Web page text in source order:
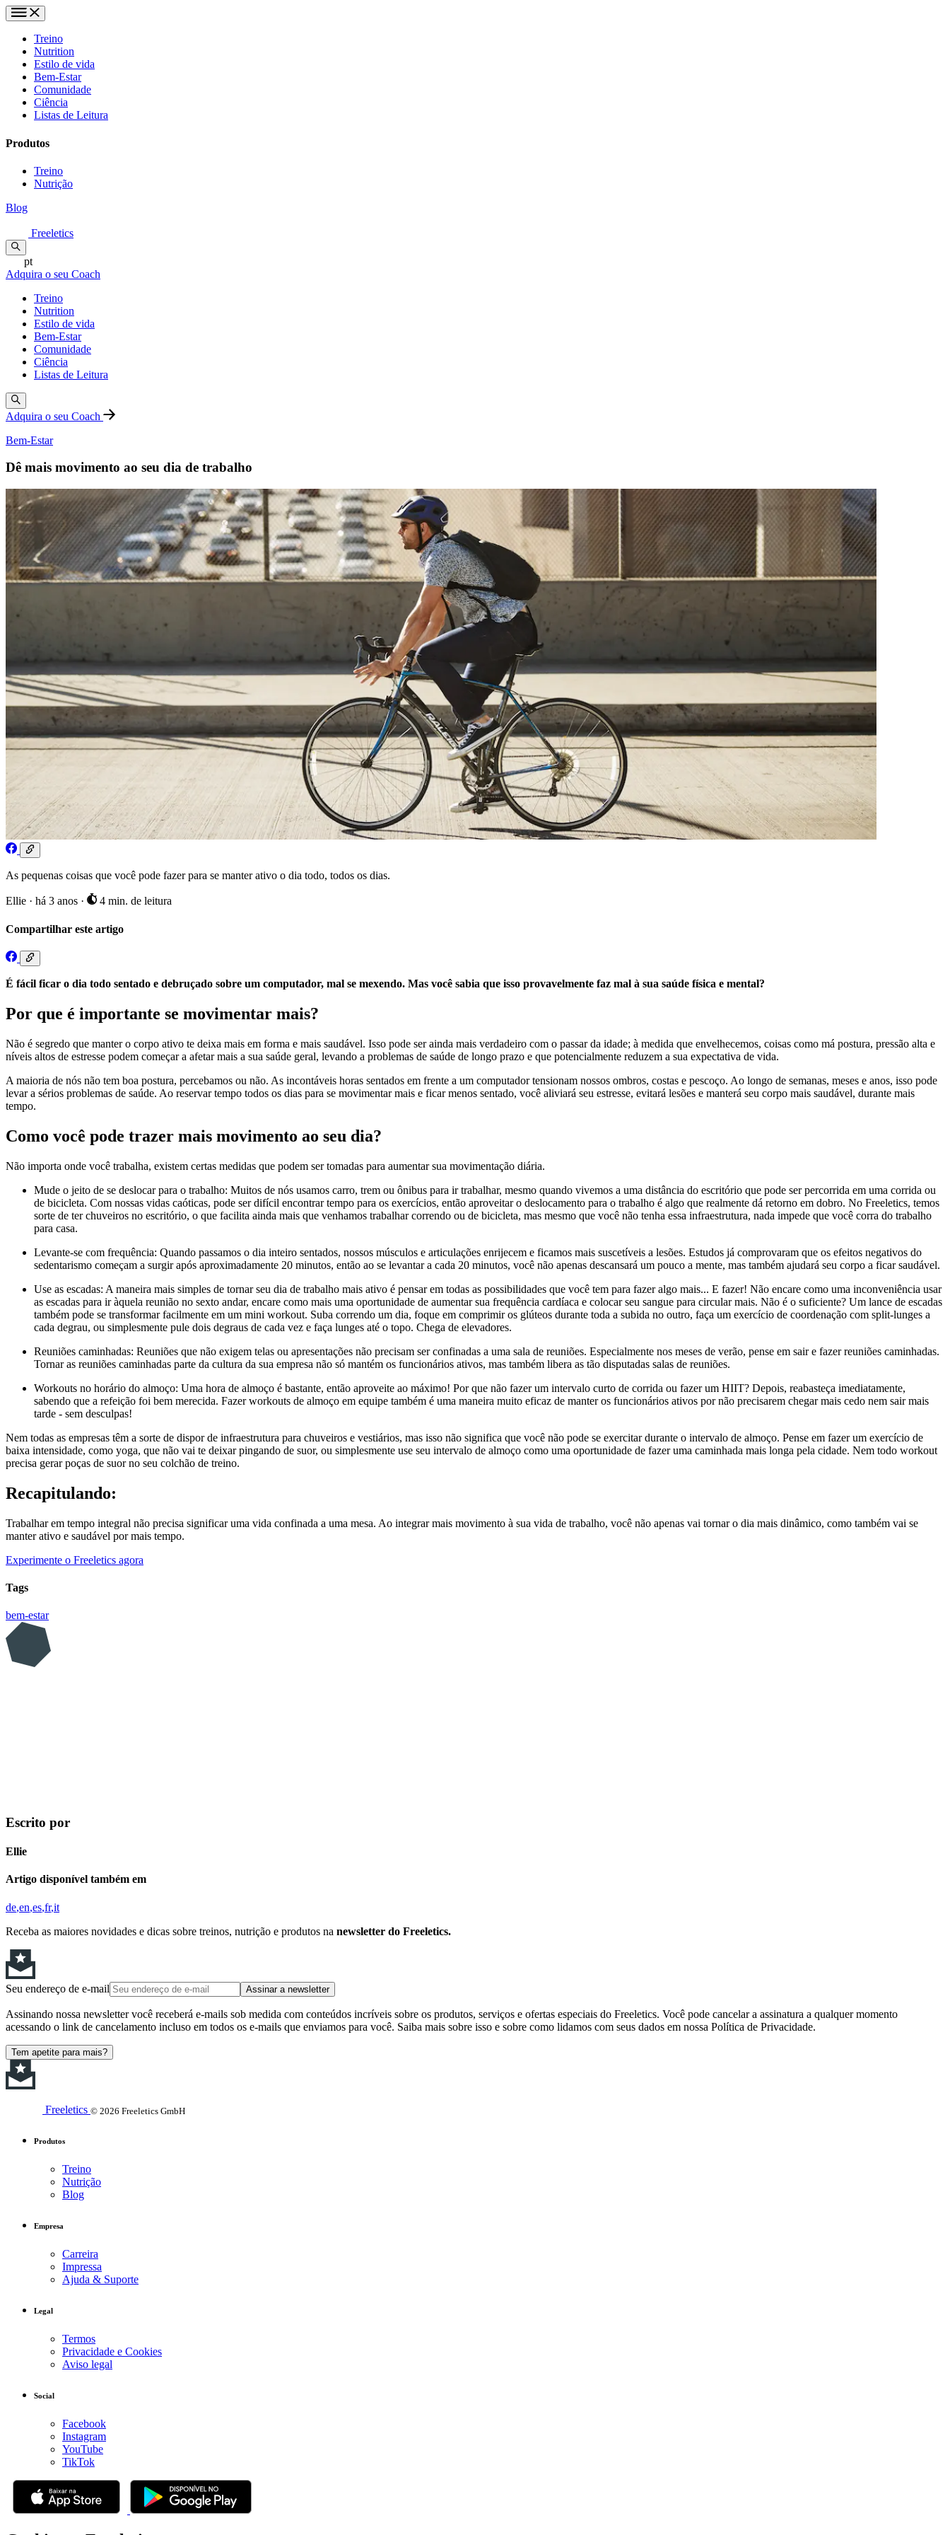
Treino
Nutrition
Estilo de vida
Bem-Estar
Comunidade
Ciência
Listas de Leitura
Produtos
Treino
Nutrição
Blog
Freeletics
pt
Adquira o seu Coach
Treino
Nutrition
Estilo de vida
Bem-Estar
Comunidade
Ciência
Listas de Leitura
Adquira o seu Coach
Bem-Estar
Dê mais movimento ao seu dia de trabalho
As pequenas coisas que você pode fazer para se manter ativo o dia todo, todos os dias.
Ellie · há 3 anos · 4 min. de leitura
Compartilhar este artigo
É fácil ficar o dia todo sentado e debruçado sobre um computador, mal se mexendo. Mas você sabia que isso provavelmente faz mal à sua saúde física e mental?
Por que é importante se movimentar mais?
Não é segredo que manter o corpo ativo te deixa mais em forma e mais saudável. Isso pode ser ainda mais verdadeiro com o passar da idade; à medida que envelhecemos, coisas como má postura, pressão alta e
níveis altos de estresse podem começar a afetar mais a sua saúde geral, levando a problemas de saúde de longo prazo e que potencialmente reduzem a sua expectativa de vida.
A maioria de nós não tem boa postura, percebamos ou não. As incontáveis horas sentados em frente a um computador tensionam nossos ombros, costas e pescoço. Ao longo de semanas, meses e anos, isso pode
levar a sérios problemas de saúde. Ao reservar tempo todos os dias para se movimentar mais e ficar menos sentado, você aliviará seu estresse, evitará lesões e manterá seu corpo mais saudável, durante mais
tempo.
Como você pode trazer mais movimento ao seu dia?
Não importa onde você trabalha, existem certas medidas que podem ser tomadas para aumentar sua movimentação diária.
Mude o jeito de se deslocar para o trabalho: Muitos de nós usamos carro, trem ou ônibus para ir trabalhar, mesmo quando vivemos a uma distância do escritório que pode ser percorrida em uma corrida ou
de bicicleta. Com nossas vidas caóticas, pode ser difícil encontrar tempo para os exercícios, então aproveitar o deslocamento para o trabalho é algo que realmente dá retorno em dobro. No Freeletics, temos
sorte de ter chuveiros no escritório, o que facilita ainda mais que venhamos trabalhar correndo ou de bicicleta, mas mesmo que você não tenha essa infraestrutura, nada impede que você corra do trabalho
para casa.
Levante-se com frequência: Quando passamos o dia inteiro sentados, nossos músculos e articulações enrijecem e ficamos mais suscetíveis a lesões. Estudos já comprovaram que os efeitos negativos do
sedentarismo começam a surgir após aproximadamente 20 minutos, então ao se levantar a cada 20 minutos, você não apenas descansará um pouco a mente, mas também ajudará seu corpo a ficar saudável.
Use as escadas: A maneira mais simples de tornar seu dia de trabalho mais ativo é pensar em todas as possibilidades que você tem para fazer algo mais... E fazer! Não encare como uma inconveniência usar
as escadas para ir àquela reunião no sexto andar, encare como mais uma oportunidade de aumentar sua frequência cardíaca e colocar seu sangue para circular mais. Não é o suficiente? Um lance de escadas
também pode se transformar facilmente em um mini workout. Suba correndo um dia, foque em comprimir os glúteos durante toda a subida no outro, faça um exercício de coordenação com split-lunges a
cada degrau, ou simplesmente pule dois degraus de cada vez e faça lunges até o topo. Chega de elevadores.
Reuniões caminhadas: Reuniões que não exigem telas ou apresentações não precisam ser confinadas a uma sala de reuniões. Especialmente nos meses de verão, pense em sair e fazer reuniões caminhadas.
Tornar as reuniões caminhadas parte da cultura da sua empresa não só mantém os funcionários ativos, mas também libera as tão disputadas salas de reuniões.
Workouts no horário do almoço: Uma hora de almoço é bastante, então aproveite ao máximo! Por que não fazer um intervalo curto de corrida ou fazer um HIIT? Depois, reabasteça imediatamente,
sabendo que a refeição foi bem merecida. Fazer workouts de almoço em equipe também é uma maneira muito eficaz de manter os funcionários ativos por não precisarem chegar mais cedo nem sair mais
tarde - sem desculpas!
Nem todas as empresas têm a sorte de dispor de infraestrutura para chuveiros e vestiários, mas isso não significa que você não pode se exercitar durante o intervalo de almoço. Pense em fazer um exercício de
baixa intensidade, como yoga, que não vai te deixar pingando de suor, ou simplesmente use seu intervalo de almoço como uma oportunidade de fazer uma caminhada mais longa pela cidade. Nem todo workout
precisa gerar poças de suor no seu colchão de treino.
Recapitulando:
Trabalhar em tempo integral não precisa significar uma vida confinada a uma mesa. Ao integrar mais movimento à sua vida de trabalho, você não apenas vai tornar o dia mais dinâmico, como também vai se
manter ativo e saudável por mais tempo.
Experimente o Freeletics agora
Tags
bem-estar
Escrito por
Ellie
Artigo disponível também em
de en es fr it
Receba as maiores novidades e dicas sobre treinos, nutrição e produtos na newsletter do Freeletics.
Seu endereço de e-mail Assinar a newsletter
Assinando nossa newsletter você receberá e-mails sob medida com conteúdos incríveis sobre os produtos, serviços e ofertas especiais do Freeletics. Você pode cancelar a assinatura a qualquer momento
acessando o link de cancelamento incluso em todos os e-mails que enviamos para você. Saiba mais sobre isso e sobre como lidamos com seus dados em nossa Política de Privacidade.
Tem apetite para mais?
Freeletics © 2026 Freeletics GmbH
Produtos
Treino
Nutrição
Blog
Empresa
Carreira
Impressa
Ajuda & Suporte
Legal
Termos
Privacidade e Cookies
Aviso legal
Social
Facebook
Instagram
YouTube
TikTok